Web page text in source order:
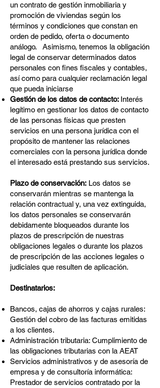
un contrato de gestión inmobiliaria y
promoción de viviendas según los
términos y condiciones que constan en
orden de pedido, oferta o documento
análogo. Asimismo, tenemos la obligación
legal de conservar determinados datos
personales con fines fiscales y contables,
así como para cualquier reclamación legal
que pueda iniciarse
Gestión de los datos de contacto: Interés
legítimo en gestionar los datos de contacto
de las personas físicas que presten
servicios en una persona jurídica con el
propósito de mantener las relaciones
comerciales con la persona jurídica donde
el interesado está prestando sus servicios.
Plazo de conservación: Los datos se
conservarán mientras se mantenga la
relación contractual y, una vez extinguida,
los datos personales se conservarán
debidamente bloqueados durante los
plazos de prescripción de nuestras
obligaciones legales o durante los plazos
de prescripción de las acciones legales o
judiciales que resulten de aplicación.
Destinatarios:
Bancos, cajas de ahorros y cajas rurales:
Gestión del cobro de las facturas emitidas
a los clientes.
Administración tributaria: Cumplimiento de
las obligaciones tributarias con la AEAT
Servicios administrativos y de asesoría de
empresa y de consultoría informática:
Prestador de servicios contratado por la